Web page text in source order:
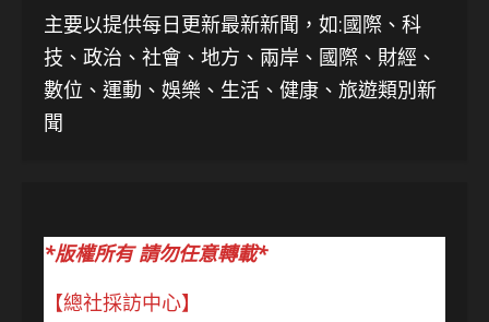
主要以提供每日更新最新新聞 ，如:國際、科
技、 政治、社會、地方、兩岸、國際、財經、
數位、運動、娛樂、生活、健康、旅遊類別新
聞
*版權所有 請勿任意轉載*
【總社採訪中心】